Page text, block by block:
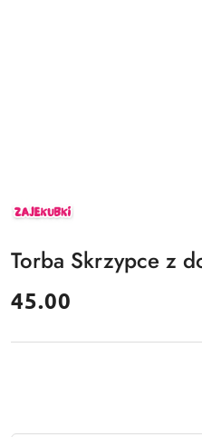
ZAJEKUBKI
Torba Skrzypce z
cena:
45.00